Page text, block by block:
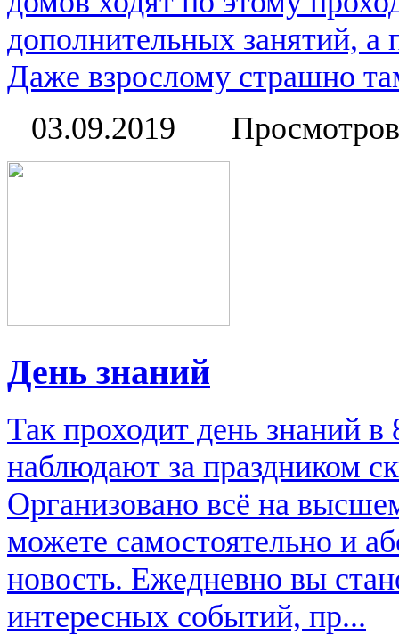
дополнительных занятий,
Даже взрослому страшно
03.09.2019
День знаний
Так проходит день знаний
наблюдают за праздником
Организовано всё на
можете самостоятельно и
новость. Ежедневно вы
интересных событий, пр...